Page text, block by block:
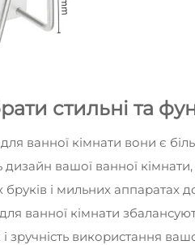
стильні та
ванної кімнати вони є
вашої ванної
і мильних аппаратах
ванної кімнати
і зручність використання